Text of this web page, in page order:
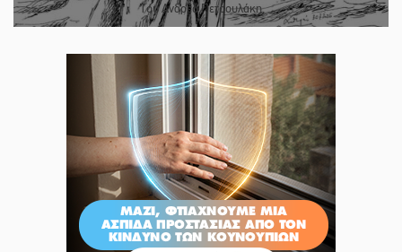
Του Ανδρέα Πετρουλάκη